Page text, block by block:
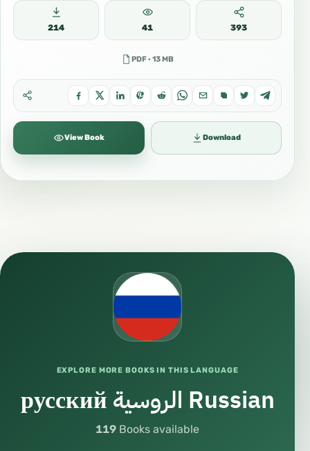
214 41 393
PDF · 13 MB
View Book Download
EXPLORE MORE BOOKS IN THIS LANGUAGE
русский الروسية Russian
119 Books available